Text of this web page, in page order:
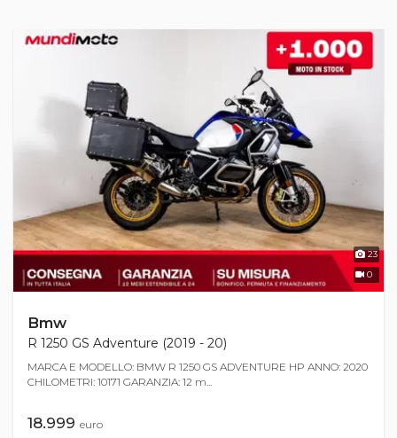
23
0
Bmw
R 1250 GS Adventure (2019 - 20)
MARCA E MODELLO: BMW R 1250 GS ADVENTURE HP ANNO: 2020
CHILOMETRI: 10171 GARANZIA: 12 m...
18.999 euro